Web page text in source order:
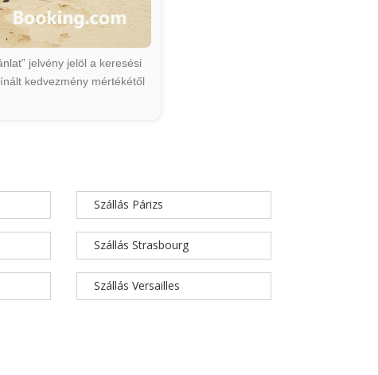
jelvény jelöl a keresési
kedvezmény mértékétől
Szállás Párizs
Szállás Strasbourg
Szállás Versailles